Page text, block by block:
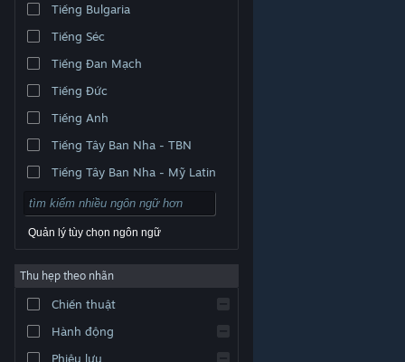
thương hiệu là tài sản của chủ sở hữu tương ứng tại
Pháp lý
Hỗ trợ tiếp cận
ký Steam
|Hoàn tiền|
Tiếng Bulgaria
Tiếng Séc
Tiếng Đan Mạch
Tiếng Đức
Tiếng Anh
Tiếng Tây Ban Nha - TBN
Tiếng Tây Ban Nha - Mỹ Latin
Quản lý tùy chọn ngôn ngữ
Thu hẹp theo nhãn
Chiến thuật
Hành động
Phiêu lưu